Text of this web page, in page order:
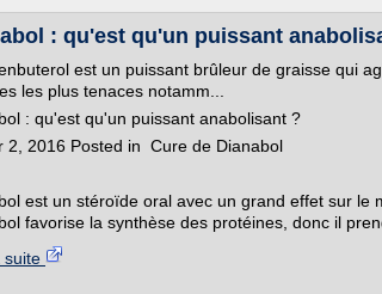
: qu'est qu'un puissant
est un puissant brûleur de graisse qui
les plus tenaces notamm...
: qu'est qu'un puissant anabolisant ?
2, 2016 Posted in Cure de Dianabol
est un stéroïde oral avec un grand effet sur le
favorise la synthèse des protéines, donc il
suite